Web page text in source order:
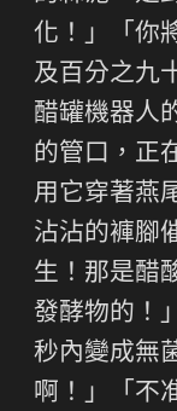
化！」「你
及百分之九
醋罐機器人
的管口，正
用它穿著燕
沾沾的褲腳
生！那是醋
發酵物的！
秒內變成無
啊！」「不